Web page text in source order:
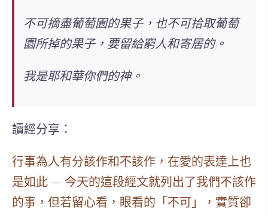
不可摘盡葡萄園的果子，也不可拾取葡萄
園所掉的果子，要留給窮人和寄居的。
我是耶和華你們的神。
讀經分享：
行事為人有分該作和不該作， 在愛的表達上也
是如此 — 今天的這段經文就列出了我們不該作
的事，但若留心看，眼看的「不可」，實質卻